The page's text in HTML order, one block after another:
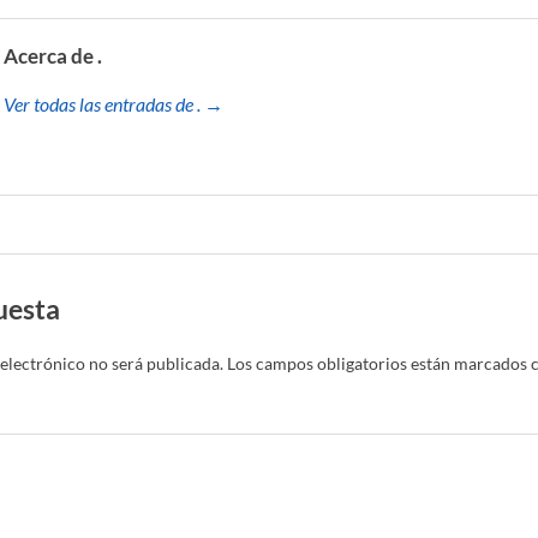
Acerca de .
Ver todas las entradas de . →
no será publicada. Los campos obligatorios están marcados